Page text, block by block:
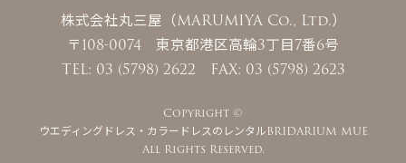
株式会社丸三屋（MARUMIYA Co., Ltd.）
〒108-0074 東京都港区高輪3丁目7番6号
TEL: 03 (5798) 2622 FAX: 03 (5798) 2623
Copyright ©
ウエディングドレス・カラードレスのレンタルBRIDARIUM MUE
All Rights Reserved.